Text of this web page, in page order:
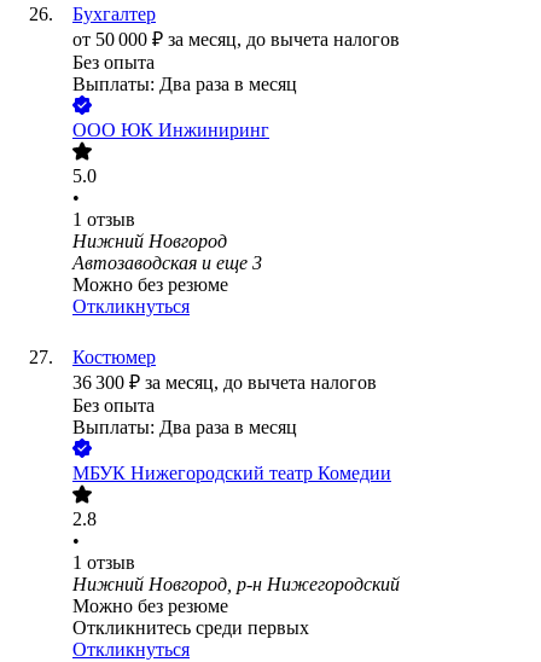
Бухгалтер
от 50 000 ₽ за месяц, до вычета налогов
Без опыта
Выплаты: Два раза в месяц
ООО ЮК Инжиниринг
5.0
•
1 отзыв
Нижний Новгород
Автозаводская и еще 3
Можно без резюме
Откликнуться
Костюмер
36 300 ₽ за месяц, до вычета налогов
Без опыта
Выплаты: Два раза в месяц
МБУК Нижегородский театр Комедии
2.8
•
1 отзыв
Нижний Новгород, р-н Нижегородский
Можно без резюме
Откликнитесь среди первых
Откликнуться